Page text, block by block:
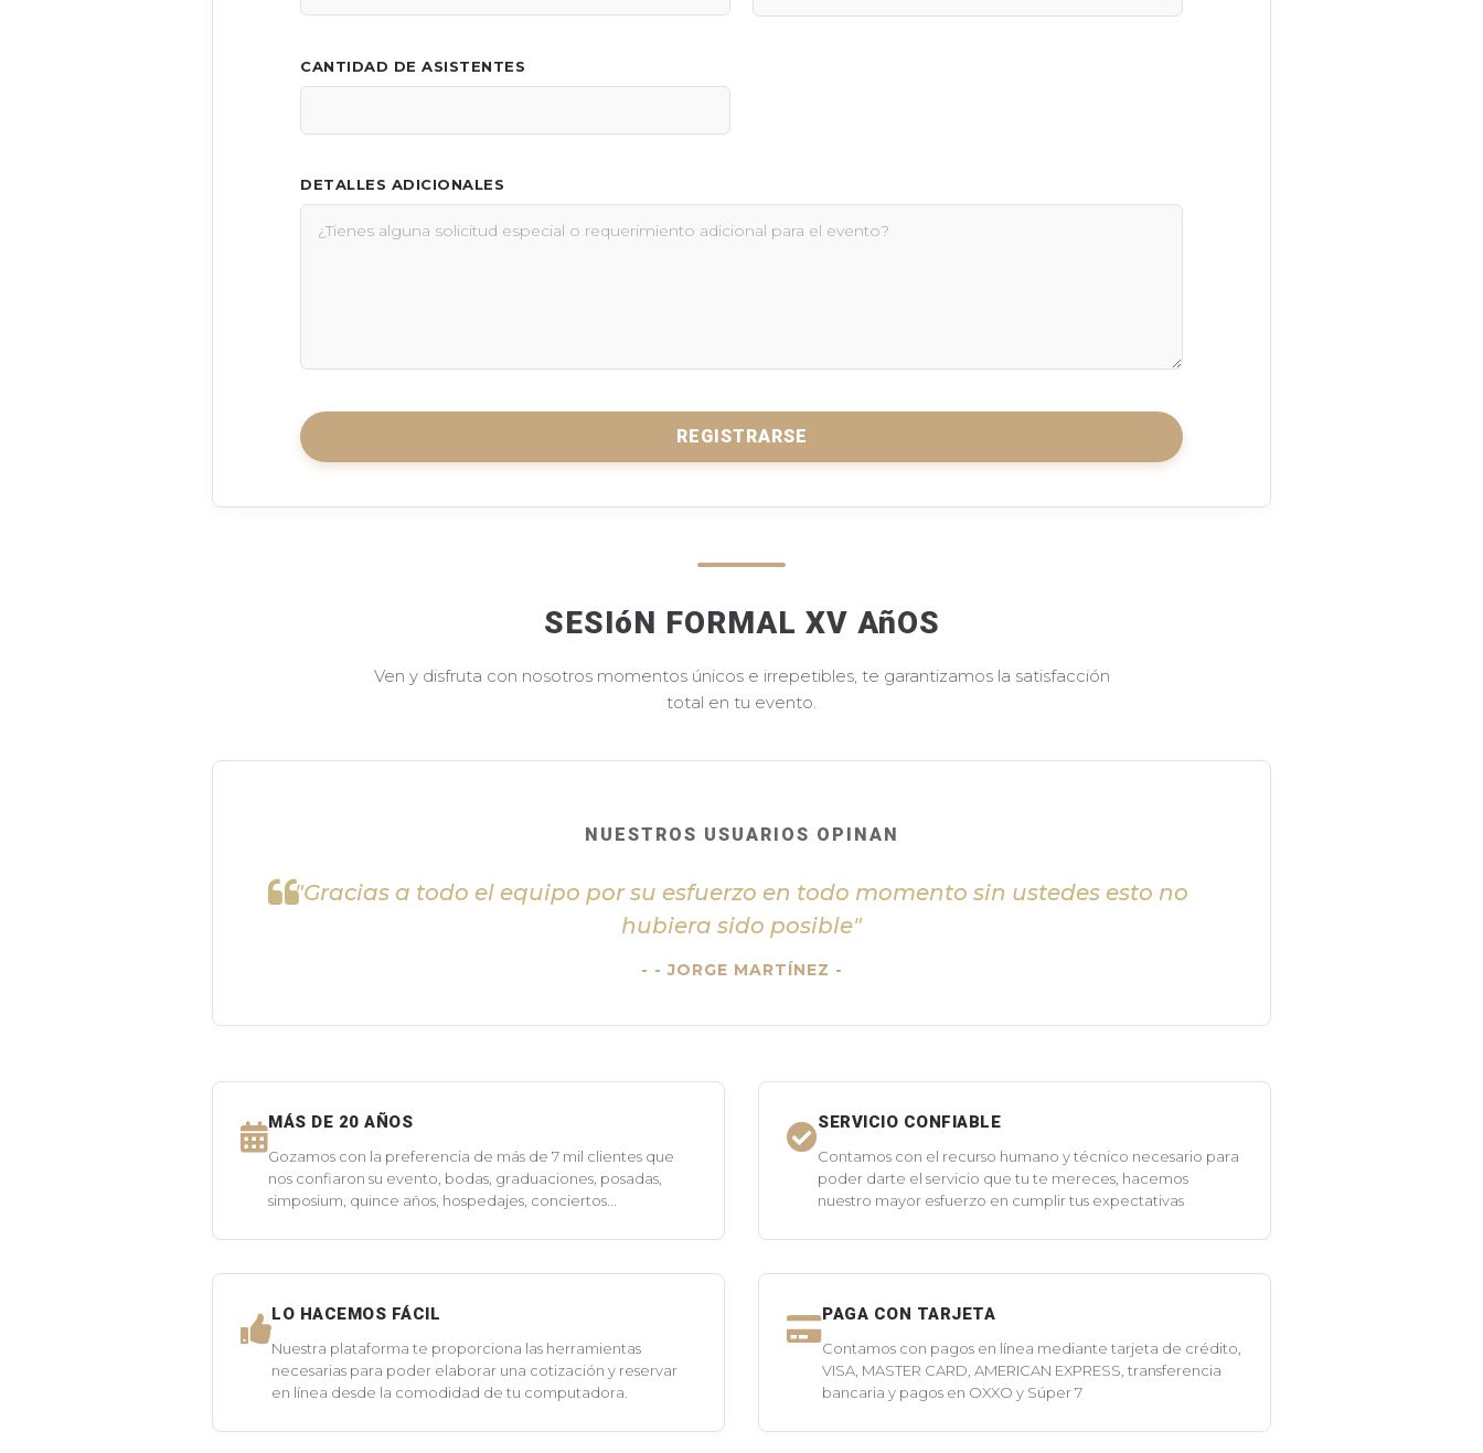
CANTIDAD DE ASISTENTES
DETALLES ADICIONALES
REGISTRARSE
SESIóN FORMAL XV AñOS
Ven y disfruta con nosotros momentos únicos e irrepetibles, te garantizamos la satisfacción
total en tu evento.
NUESTROS USUARIOS OPINAN
"Gracias a todo el equipo por su esfuerzo en todo momento sin ustedes esto no
hubiera sido posible"
- JORGE MARTÍNEZ -
MÁS DE 20 AÑOS
Gozamos con la preferencia de más de 7 mil clientes que
nos confiaron su evento, bodas, graduaciones, posadas,
simposium, quince años, hospedajes, conciertos...
SERVICIO CONFIABLE
Contamos con el recurso humano y técnico necesario para
poder darte el servicio que tu te mereces, hacemos
nuestro mayor esfuerzo en cumplir tus expectativas
LO HACEMOS FÁCIL
Nuestra plataforma te proporciona las herramientas
necesarias para poder elaborar una cotización y reservar
en línea desde la comodidad de tu computadora.
PAGA CON TARJETA
Contamos con pagos en línea mediante tarjeta de crédito,
VISA, MASTER CARD, AMERICAN EXPRESS, transferencia
bancaria y pagos en OXXO y Súper 7